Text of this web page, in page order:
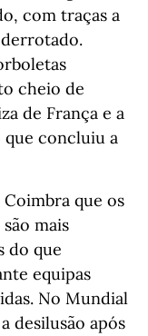
com traças a
cheio de
de França e a
concluiu a
que os
mais
do que
equipas
No Mundial
desilusão após